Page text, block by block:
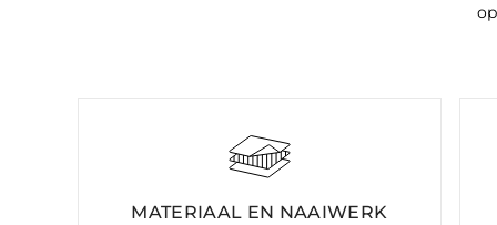
MATERIAAL EN NAAIWERK